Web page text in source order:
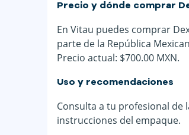
Precio y dónde comprar
En Vitau puedes comprar
parte de la República
Precio actual: $700.00 MXN.
Uso y recomendaciones
Consulta a tu profesional de
instrucciones del empaque.